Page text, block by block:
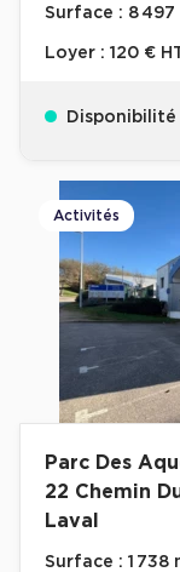
Surface : 8 497
Loyer : 120 €
Disponibilité
Activités
Parc Des
22 Chemin
Laval
Surface : 1 738